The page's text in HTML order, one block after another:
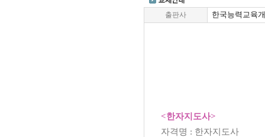
출판사 한국능력교육
<한자지도사>
자격명 : 한자지도사